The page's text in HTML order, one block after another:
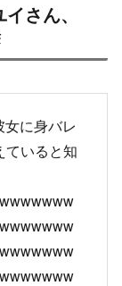
さん、
に身バレ
ていると知